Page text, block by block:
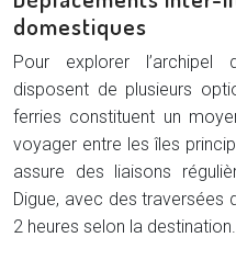
domestiques
Pour explorer l’archipel
disposent de plusieurs
ferries constituent un
voyager entre les îles
assure des liaisons
Digue, avec des traversées
2 heures selon la destination.